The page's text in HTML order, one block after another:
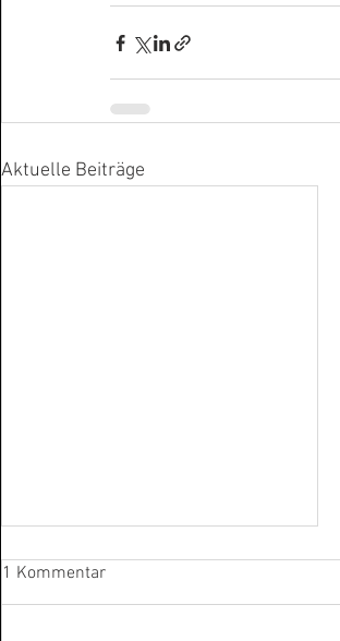
Aktuelle Beiträge
1 Kommentar